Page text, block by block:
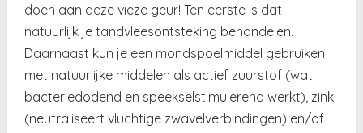
doen aan deze vieze geur! Ten eerste is dat
natuurlijk je tandvleesontsteking behandelen.
Daarnaast kun je een mondspoelmiddel gebruiken
met natuurlijke middelen als actief zuurstof (wat
bacteriedodend en speekselstimulerend werkt), zink
(neutraliseert vluchtige zwavelverbindingen) en/of